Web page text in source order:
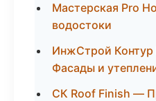
Мастерская Pro
водостоки
ИнжСтрой
Фасады и
СК Roof Finish —